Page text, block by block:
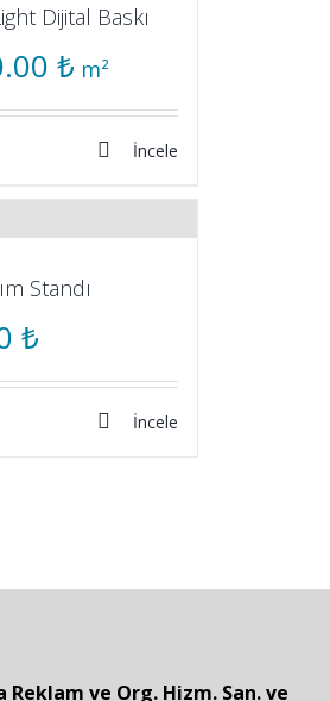
Dijital Baskı
₺ m²
İncele
Standı
₺
İncele
ve Org. Hizm. San. ve